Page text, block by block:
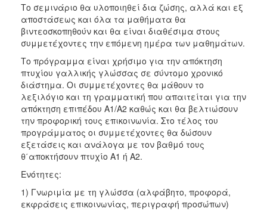
ΔΗΜΟΣ
ΠΟΛΙΤΙΣΜΟΣ
ΑΝΘΕΚΤΙΚΗ
ΠΟΛΗ
Το σεμινάριο θα υλοποιηθεί δια ζώσης, αλλά και εξ
αποστάσεως και όλα τα μαθήματα θα
βιντεοσκοπηθούν και θα είναι διαθέσιμα στους
συμμετέχοντες την επόμενη ημέρα των μαθημάτων.
Το πρόγραμμα είναι χρήσιμο για την απόκτηση
πτυχίου γαλλικής γλώσσας σε σύντομο χρονικό
διάστημα. Οι συμμετέχοντες θα μάθουν το
λεξιλόγιο και τη γραμματική που απαιτείται για την
απόκτηση επιπέδου Α1/Α2 καθώς και θα βελτιώσουν
την προφορική τους επικοινωνία. Στο τέλος του
προγράμματος οι συμμετέχοντες θα δώσουν
εξετάσεις και ανάλογα με τον βαθμό τους
θ΄αποκτήσουν πτυχίο Α1 ή Α2.
Ενότητες:
1) Γνωριμία με τη γλώσσα (αλφάβητο, προφορά,
εκφράσεις επικοινωνίας, περιγραφή προσώπων)